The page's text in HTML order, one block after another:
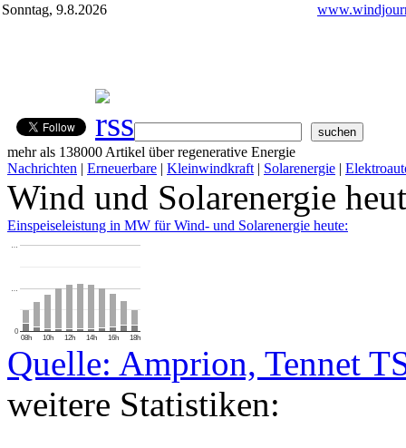
Sonntag, 9.8.2026
mehr als 138000 Artikel über regenerative Energie
Nachrichten | Erneuerbare | Kleinwindkraft | Solarenergie |
Wind und Solarenergie
Einspeiseleistung in MW für Wind- und Solarenergie heute:
08h 10h 12h 14h 16h 18h
0
…
…
Quelle: Amprion, Tennet
weitere Statistiken: